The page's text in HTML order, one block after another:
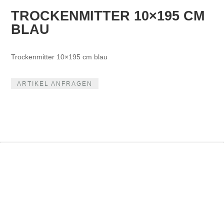
TROCKENMITTER 10×195 CM
BLAU
Trockenmitter 10×195 cm blau
ARTIKEL ANFRAGEN